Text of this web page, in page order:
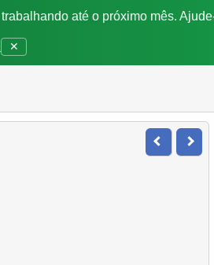
até o próximo mês.
✕